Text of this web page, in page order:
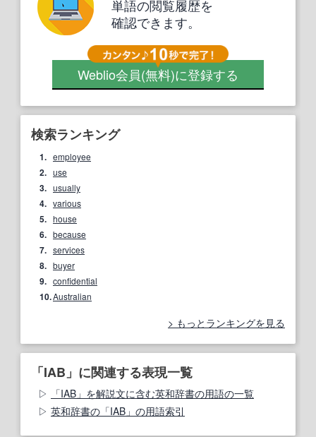
単語の閲覧履歴を
確認できます。
Weblio会員(無料)に登録する
検索ランキング
1. employee
2. use
3. usually
4. various
5. house
6. because
7. services
8. buyer
9. confidential
10.Australian
もっとランキングを見る
「IAB」に関連する表現一覧
「IAB」を解説文に含む英和辞書の用語の一覧
英和辞書の「IAB」の用語索引